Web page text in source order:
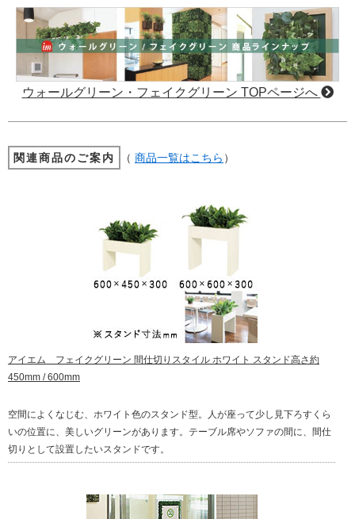
ウォールグリーン・フェイクグリーン TOPページへ
関連商品のご案内 （ 商品一覧はこちら ）
アイエム フェイクグリーン 間仕切りスタイル ホワイト スタンド高さ約
450mm / 600mm
空間によくなじむ、ホワイト色のスタンド型。人が座って少し見下ろすくら
いの位置に、美しいグリーンがあります。テーブル席やソファの間に、間仕
切りとして設置したいスタンドです。